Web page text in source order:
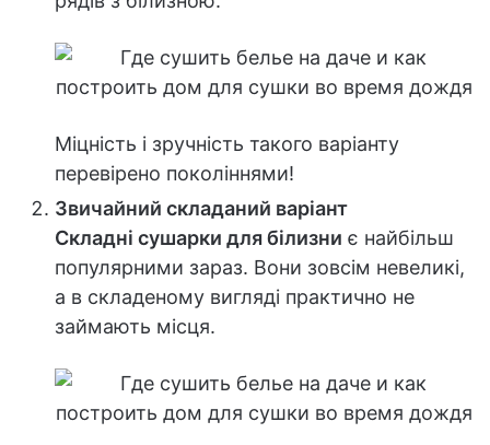
Міцність і зручність такого варіанту
перевірено поколіннями!
Звичайний складаний варіант
Складні сушарки для білизни є найбільш
популярними зараз. Вони зовсім невеликі,
а в складеному вигляді практично не
займають місця.